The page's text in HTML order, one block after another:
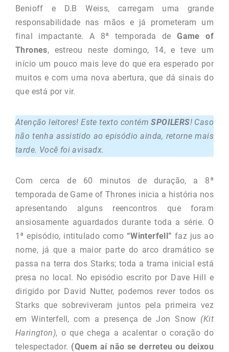
Benioff e D.B Weiss, carregam uma grande
responsabilidade nas mãos e já prometeram um
final impactante. A 8ª temporada deGame of
Thrones, estreou neste domingo, 14, e teve um
início um pouco mais leve do que era esperado por
muitos e com uma nova abertura, que dá sinais do
que está por vir.
Atenção leitores! Este texto contémSPOILERS! Caso
não tenha assistido ao episódio ainda, retorne mais
tarde. Você foi avisadx.
Com cerca de 60 minutos de duração, a 8ª
temporada de Game of Thrones inicia a história nos
apresentando alguns reencontros que foram
ansiosamente aguardados durante toda a série. O
1ª episódio, intitulado como “Winterfell” faz jus ao
nome, já que a maior parte do arco dramático se
passa na terra dos Starks; toda a trama inicial está
presa no local. No episódio escrito por Dave Hill e
dirigido por David Nutter, podemos rever todos os
Starks que sobreviveram juntos pela primeira vez
em Winterfell, com a presença de Jon Snow (Kit
Harington), o que chega a acalentar o coração do
telespectador. (Quem aí não se derreteu ou deixou